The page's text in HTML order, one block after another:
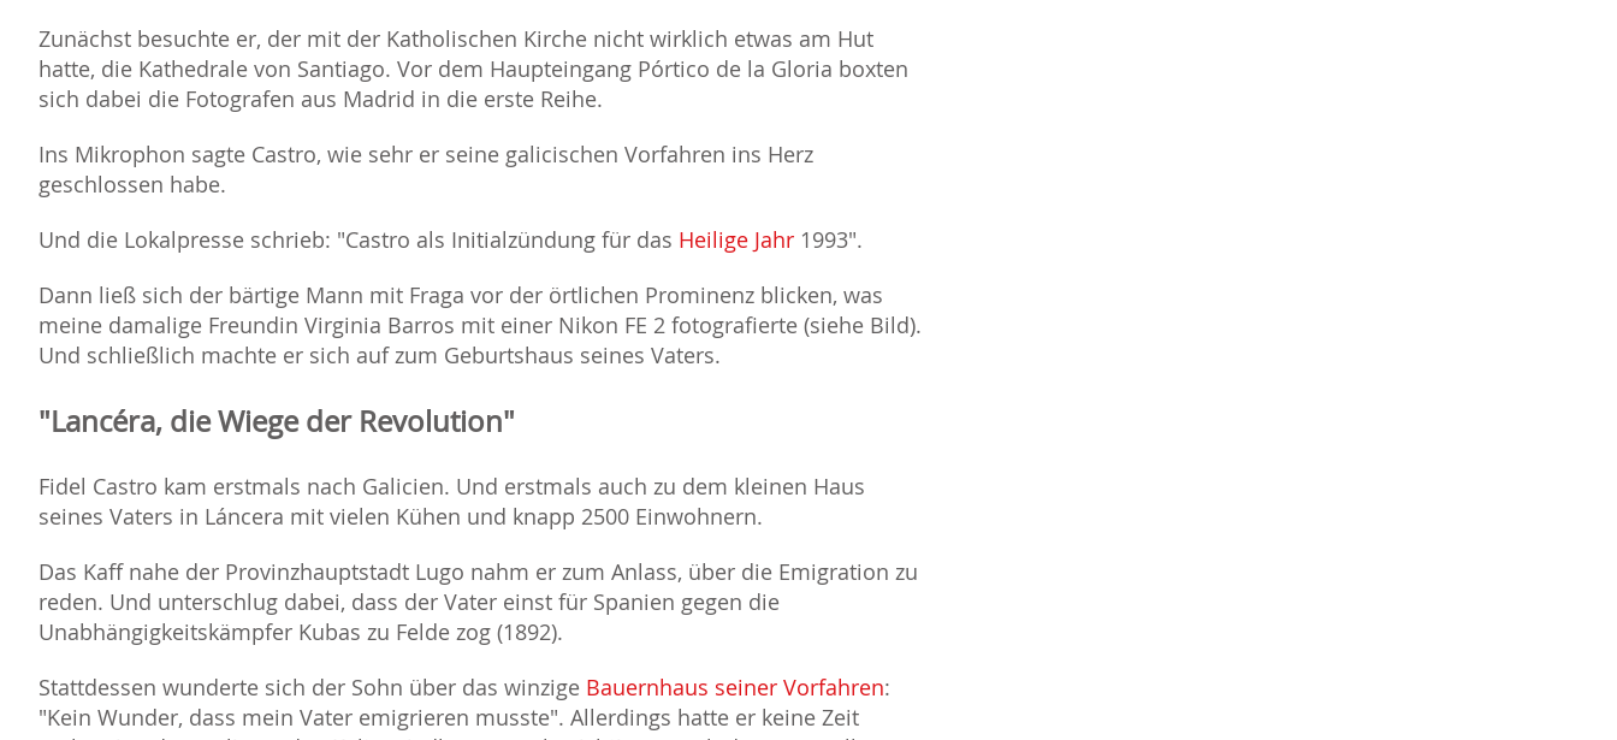
Zunächst besuchte er, der mit der Katholischen Kirche nicht wirklich etwas am Hut
hatte, die Kathedrale von Santiago. Vor dem Haupteingang Pórtico de la Gloria boxten
sich dabei die Fotografen aus Madrid in die erste Reihe.
Ins Mikrophon sagte Castro, wie sehr er seine galicischen Vorfahren ins Herz
geschlossen habe.
Und die Lokalpresse schrieb: "Castro als Initialzündung für das Heilige Jahr 1993".
Dann ließ sich der bärtige Mann mit Fraga vor der örtlichen Prominenz blicken, was
meine damalige Freundin Virginia Barros mit einer Nikon FE 2 fotografierte (siehe Bild).
Und schließlich machte er sich auf zum Geburtshaus seines Vaters.
"Lancéra, die Wiege der Revolution"
Fidel Castro kam erstmals nach Galicien. Und erstmals auch zu dem kleinen Haus
seines Vaters in Láncera mit vielen Kühen und knapp 2500 Einwohnern.
Das Kaff nahe der Provinzhauptstadt Lugo nahm er zum Anlass, über die Emigration zu
reden. Und unterschlug dabei, dass der Vater einst für Spanien gegen die
Unabhängigkeitskämpfer Kubas zu Felde zog (1892).
Stattdessen wunderte sich der Sohn über das winzige Bauernhaus seiner Vorfahren:
"Kein Wunder, dass mein Vater emigrieren musste". Allerdings hatte er keine Zeit